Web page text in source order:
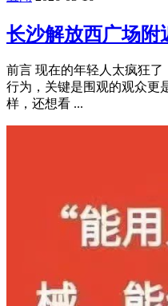
长沙解放西广场附
前言 现在的年轻人太疯狂
行为，关键是围观的观众更
样，还想看 ...